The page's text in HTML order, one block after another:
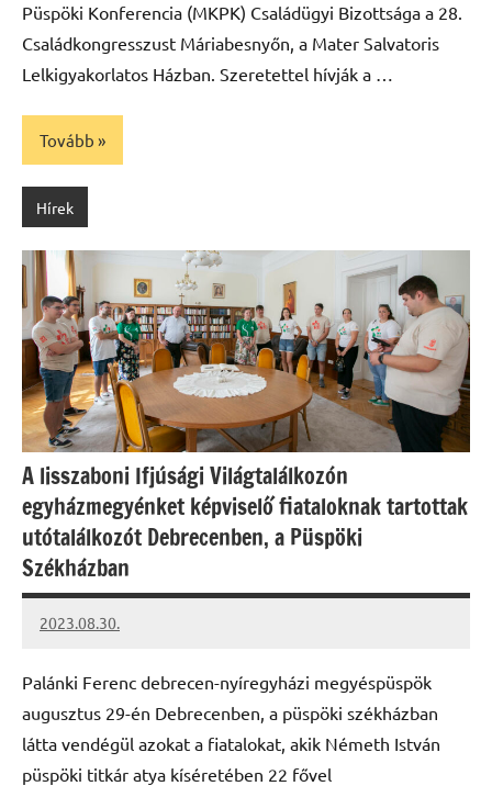
Püspöki Konferencia (MKPK) Családügyi Bizottsága a 28.
Családkongresszust Máriabesnyőn, a Mater Salvatoris
Lelkigyakorlatos Házban. Szeretettel hívják a …
Tovább
Hírek
A lisszaboni Ifjúsági Világtalálkozón
egyházmegyénket képviselő fiataloknak tartottak
utótalálkozót Debrecenben, a Püspöki
Székházban
2023.08.30.
kovacs.agi
Palánki Ferenc debrecen-nyíregyházi megyéspüspök
augusztus 29-én Debrecenben, a püspöki székházban
látta vendégül azokat a fiatalokat, akik Németh István
püspöki titkár atya kíséretében 22 fővel